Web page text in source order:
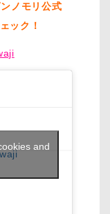
ノモリ公式
ック！
and